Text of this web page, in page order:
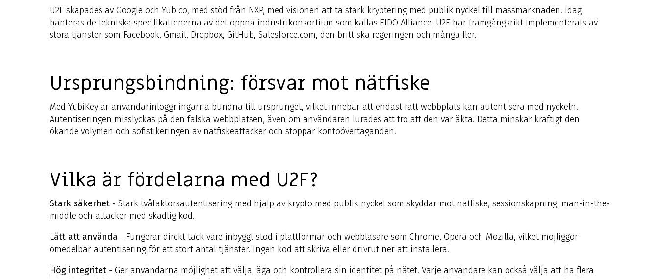
U2F skapades av Google och Yubico, med stöd från NXP, med visionen att ta stark kryptering med publik nyckel till massmarknaden. Idag
hanteras de tekniska specifikationerna av det öppna industrikonsortium som kallas FIDO Alliance. U2F har framgångsrikt implementerats av
stora tjänster som Facebook, Gmail, Dropbox, GitHub, Salesforce.com, den brittiska regeringen och många fler.
Ursprungsbindning: försvar mot nätfiske
Med YubiKey är användarinloggningarna bundna till ursprunget, vilket innebär att endast rätt webbplats kan autentisera med nyckeln.
Autentiseringen misslyckas på den falska webbplatsen, även om användaren lurades att tro att den var äkta. Detta minskar kraftigt den
ökande volymen och sofistikeringen av nätfiskeattacker och stoppar kontoövertaganden.
Vilka är fördelarna med U2F?
Stark säkerhet- Stark tvåfaktorsautentisering med hjälp av krypto med publik nyckel som skyddar mot nätfiske, sessionskapning, man-in-the-
middle och attacker med skadlig kod.
Lätt att använda - Fungerar direkt tack vare inbyggt stöd i plattformar och webbläsare som Chrome, Opera och Mozilla, vilket möjliggör
omedelbar autentisering för ett stort antal tjänster. Ingen kod att skriva eller drivrutiner att installera.
Hög integritet- Ger användarna möjlighet att välja, äga och kontrollera sin identitet på nätet. Varje användare kan också välja att ha flera